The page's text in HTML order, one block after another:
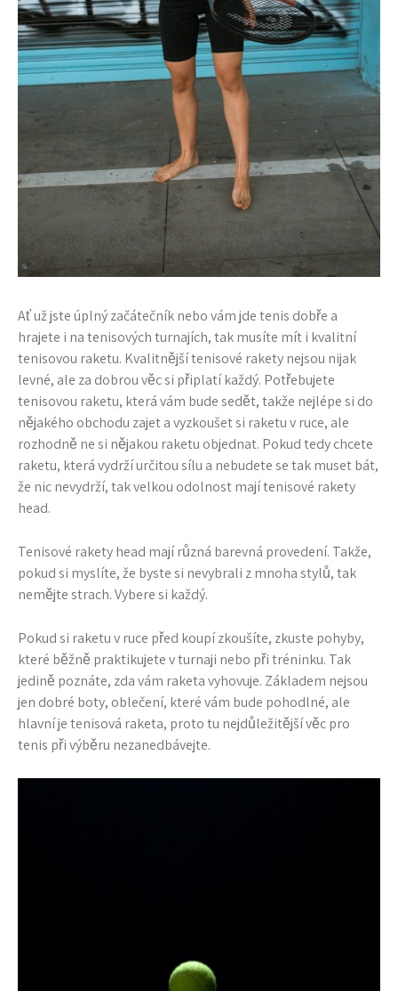
Ať už jste úplný začátečník nebo vám jde tenis dobře a
hrajete i na tenisových turnajích, tak musíte mít i kvalitní
tenisovou raketu. Kvalitnější tenisové rakety nejsou nijak
levné, ale za dobrou věc si připlatí každý. Potřebujete
tenisovou raketu, která vám bude sedět, takže nejlépe si do
nějakého obchodu zajet a vyzkoušet si raketu v ruce, ale
rozhodně ne si nějakou raketu objednat. Pokud tedy chcete
raketu, která vydrží určitou sílu a nebudete se tak muset bát,
že nic nevydrží, tak velkou odolnost majítenisové rakety
head.
Tenisové rakety head mají různá barevná provedení. Takže,
pokud si myslíte, že byste si nevybrali z mnoha stylů, tak
nemějte strach. Vybere si každý.
Pokud si raketu v ruce před koupí zkoušíte, zkuste pohyby,
které běžně praktikujete v turnaji nebo při tréninku. Tak
jedině poznáte, zda vám raketa vyhovuje. Základem nejsou
jen dobré boty, oblečení, které vám bude pohodlné, ale
hlavní je tenisová raketa, proto tu nejdůležitější věc pro
tenis při výběru nezanedbávejte.